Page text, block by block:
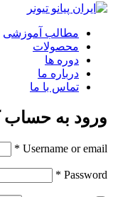
مطالب آموزشی
محصولات
دوره ها
درباره ما
تماس با ما
ورود به حساب
Username or email
*
Password
*